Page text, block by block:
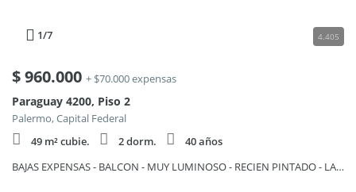
1/7 4.405
$960.000 + $70.000 expensas
Paraguay 4200, Piso 2
Palermo, Capital Federal
49 m² cubie.
2 dorm.
40 años
BAJAS EXPENSAS - BALCON - MUY LUMINOSO - RECIEN PINTADO - LAVADERO INCORPORADO - POR ESCALERA